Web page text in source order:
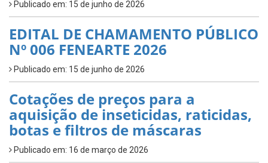
Publicado em: 15 de junho de 2026
EDITAL DE CHAMAMENTO PÚBLICO
Nº 006 FENEARTE 2026
Publicado em: 15 de junho de 2026
Cotações de preços para a
aquisição de inseticidas, raticidas,
botas e filtros de máscaras
Publicado em: 16 de março de 2026